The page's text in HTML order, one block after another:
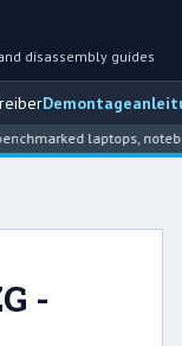
disassembly guides
laptops,
-